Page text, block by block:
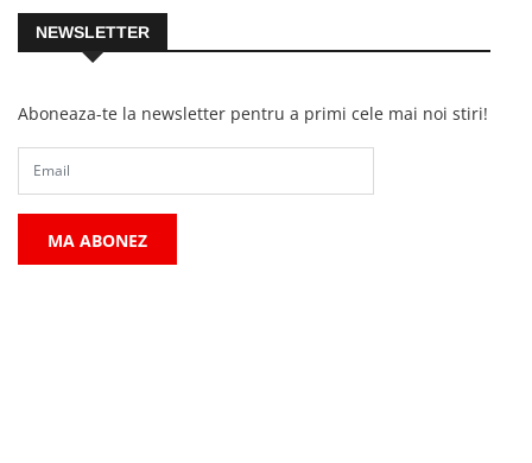
NEWSLETTER
Aboneaza-te la newsletter pentru a primi cele mai noi stiri!
MA ABONEZ